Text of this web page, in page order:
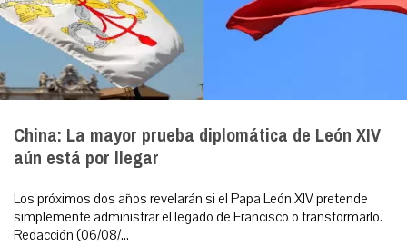
China: La mayor prueba diplomática de León XIV
aún está por llegar
Los próximos dos años revelarán si el Papa León XIV pretende
simplemente administrar el legado de Francisco o transformarlo.
Redacción (06/08/...